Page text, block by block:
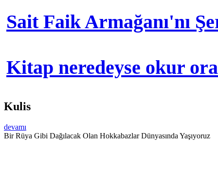
Sait Faik Armağanı'nı
Kitap neredeyse okur
Kulis
devamı
Bir Rüya Gibi Dağılacak Olan Hokkabazlar Dünyasında Yaşıyoruz